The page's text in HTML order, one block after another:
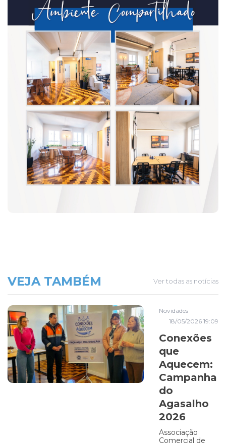
VEJA TAMBÉM Ver todas as notícias
Novidades
18/05/2026 19:09
Conexões
que
Aquecem:
Campanha
do
Agasalho
2026
Associação
Comercial de